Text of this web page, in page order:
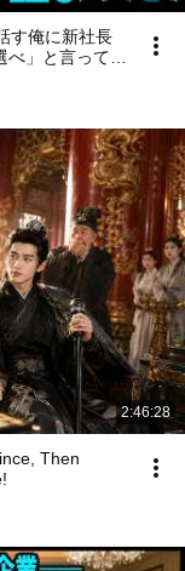
す俺に新社長
」と言ってき
2:46:28
Then